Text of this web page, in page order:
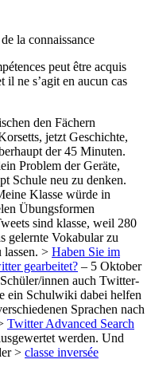
la connaissance
peut être acquis
il ne s’agit en aucun cas
den Fächern
jetzt Geschichte,
der 45 Minuten.
Problem der Geräte,
Schule neu zu denken.
Klasse würde in
Übungsformen
sind klasse, weil 280
gelernte Vokabular zu
lassen. > Haben Sie im
gearbeitet? – 5 Oktober
innen auch Twitter-
ein Schulwiki dabei helfen
Sprachen nach
Twitter Advanced Search
werden. Und
> classe inversée